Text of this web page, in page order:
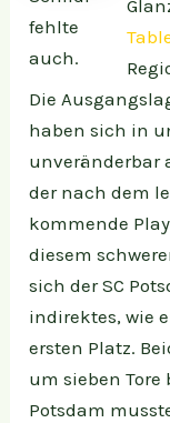
fehlte
auch.
Die
haben sich in
unveränderbar
der nach dem
kommende
diesem
sich der SC
indirektes, wie
ersten Platz.
um sieben Tore
Potsdam